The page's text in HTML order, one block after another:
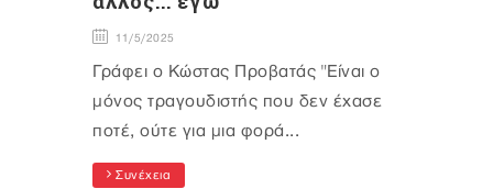
11/5/2025
Γράφει ο Κώστας Προβατάς "Είναι ο
μόνος τραγουδιστής που δεν έχασε
ποτέ, ούτε για μια φορά...
Συνέχεια